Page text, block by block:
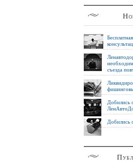
съезда
Добились
Добились